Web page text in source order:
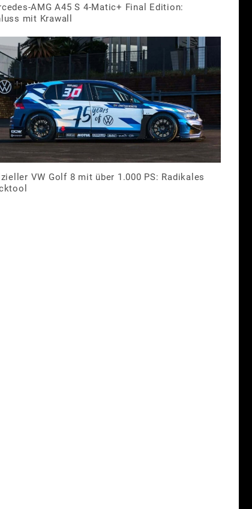
AMG A45 S 4-Matic+ Final Edition:
mit Krawall
VW Golf 8 mit über 1.000 PS: Radikales